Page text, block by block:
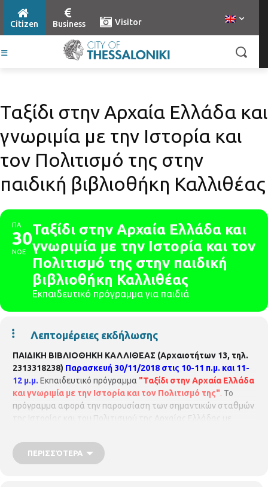
Citizen Business Visitor
Ταξίδι στην Αρχαία Ελλάδα και
γνωριμία με την Ιστορία και
τον Πολιτισμό της στην
παιδική βιβλιοθήκη Καλλιθέας
ΠΑ
30
ΝΟΕ
Ταξίδι στην Αρχαία Ελλάδα και
γνωριμία με την Ιστορία και τον
Πολιτισμό της στην παιδική
βιβλιοθήκη Καλλιθέας
Εκπαιδευτικό πρόγραμμα για παιδιά
Λεπτομέρειες εκδήλωσης
ΠΑΙΔΙΚΗ ΒΙΒΛΙΟΘΗΚΗ ΚΑΛΛΙΘΕΑΣ (Αρχαιοτήτων 13, τηλ.
2313318238) Παρασκευή 30/11/2018 στις 10-11 π.μ. και 11-
12 μ.μ. Εκπαιδευτικό πρόγραμμα "Ταξίδι στην Αρχαία Ελλάδα
καιγνωριμία με την Ιστορία και τον Πολιτισμό της". Το
πρόγραμμα αφορά την παρουσίαση των σημαντικών σταθμών
της Ιστορίας και του Πολιτισμού της Αρχαίας Ελλάδας με
και τους μεγάλους πολιτισμούς των Μυκηνών, των Κυκλάδων
και της Κρήτης και καταλήγει στην Κλασική Εποχή της Αθήνας.
ΠΕΡΙΣΣΌΤΕΡΑ